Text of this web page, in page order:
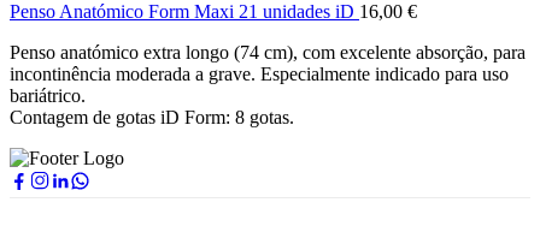
Penso Anatómico Form Maxi 21 unidades iD 16,00 €
Penso anatómico extra longo (74 cm), com excelente absorção, para
incontinência moderada a grave. Especialmente indicado para uso
bariátrico.
Contagem de gotas iD Form: 8 gotas.